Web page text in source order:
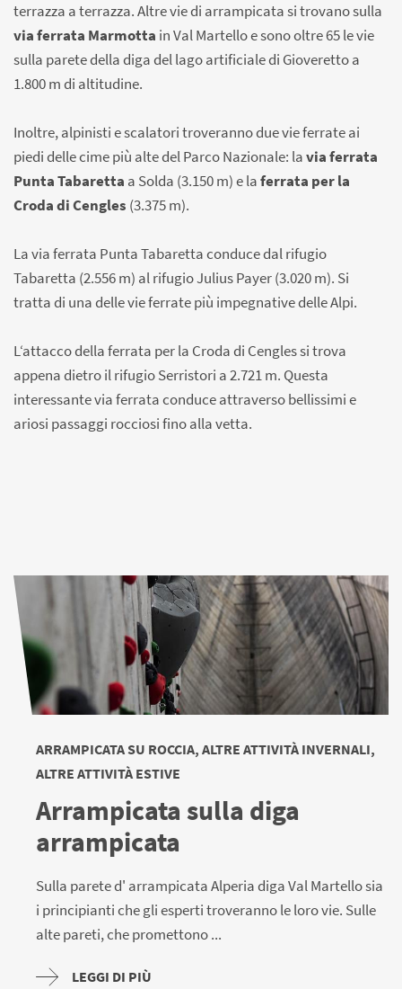
terrazza a terrazza. Altre vie di arrampicata si trovano sulla
via ferrata Marmotta in Val Martello e sono oltre 65 le vie
sulla parete della diga del lago artificiale di Gioveretto a
1.800 m di altitudine.
Inoltre, alpinisti e scalatori troveranno due vie ferrate ai
piedi delle cime più alte del Parco Nazionale: lavia ferrata
Punta Tabaretta a Solda (3.150 m) e laferrata per la
Croda di Cengles (3.375 m).
La via ferrata Punta Tabaretta conduce dal rifugio
Tabaretta (2.556 m) al rifugio Julius Payer (3.020 m). Si
tratta di una delle vie ferrate più impegnative delle Alpi.
L‘attacco della ferrata per la Croda di Cengles si trova
appena dietro il rifugio Serristori a 2.721 m. Questa
interessante via ferrata conduce attraverso bellissimi e
ariosi passaggi rocciosi fino alla vetta.
ARRAMPICATA SU ROCCIA, ALTRE ATTIVITÀ INVERNALI,
ALTRE ATTIVITÀ ESTIVE
Arrampicata sulla diga
arrampicata
Sulla parete d' arrampicata Alperia diga Val Martello sia
i principianti che gli esperti troveranno le loro vie. Sulle
alte pareti, che promettono ...
LEGGI DI PIÙ